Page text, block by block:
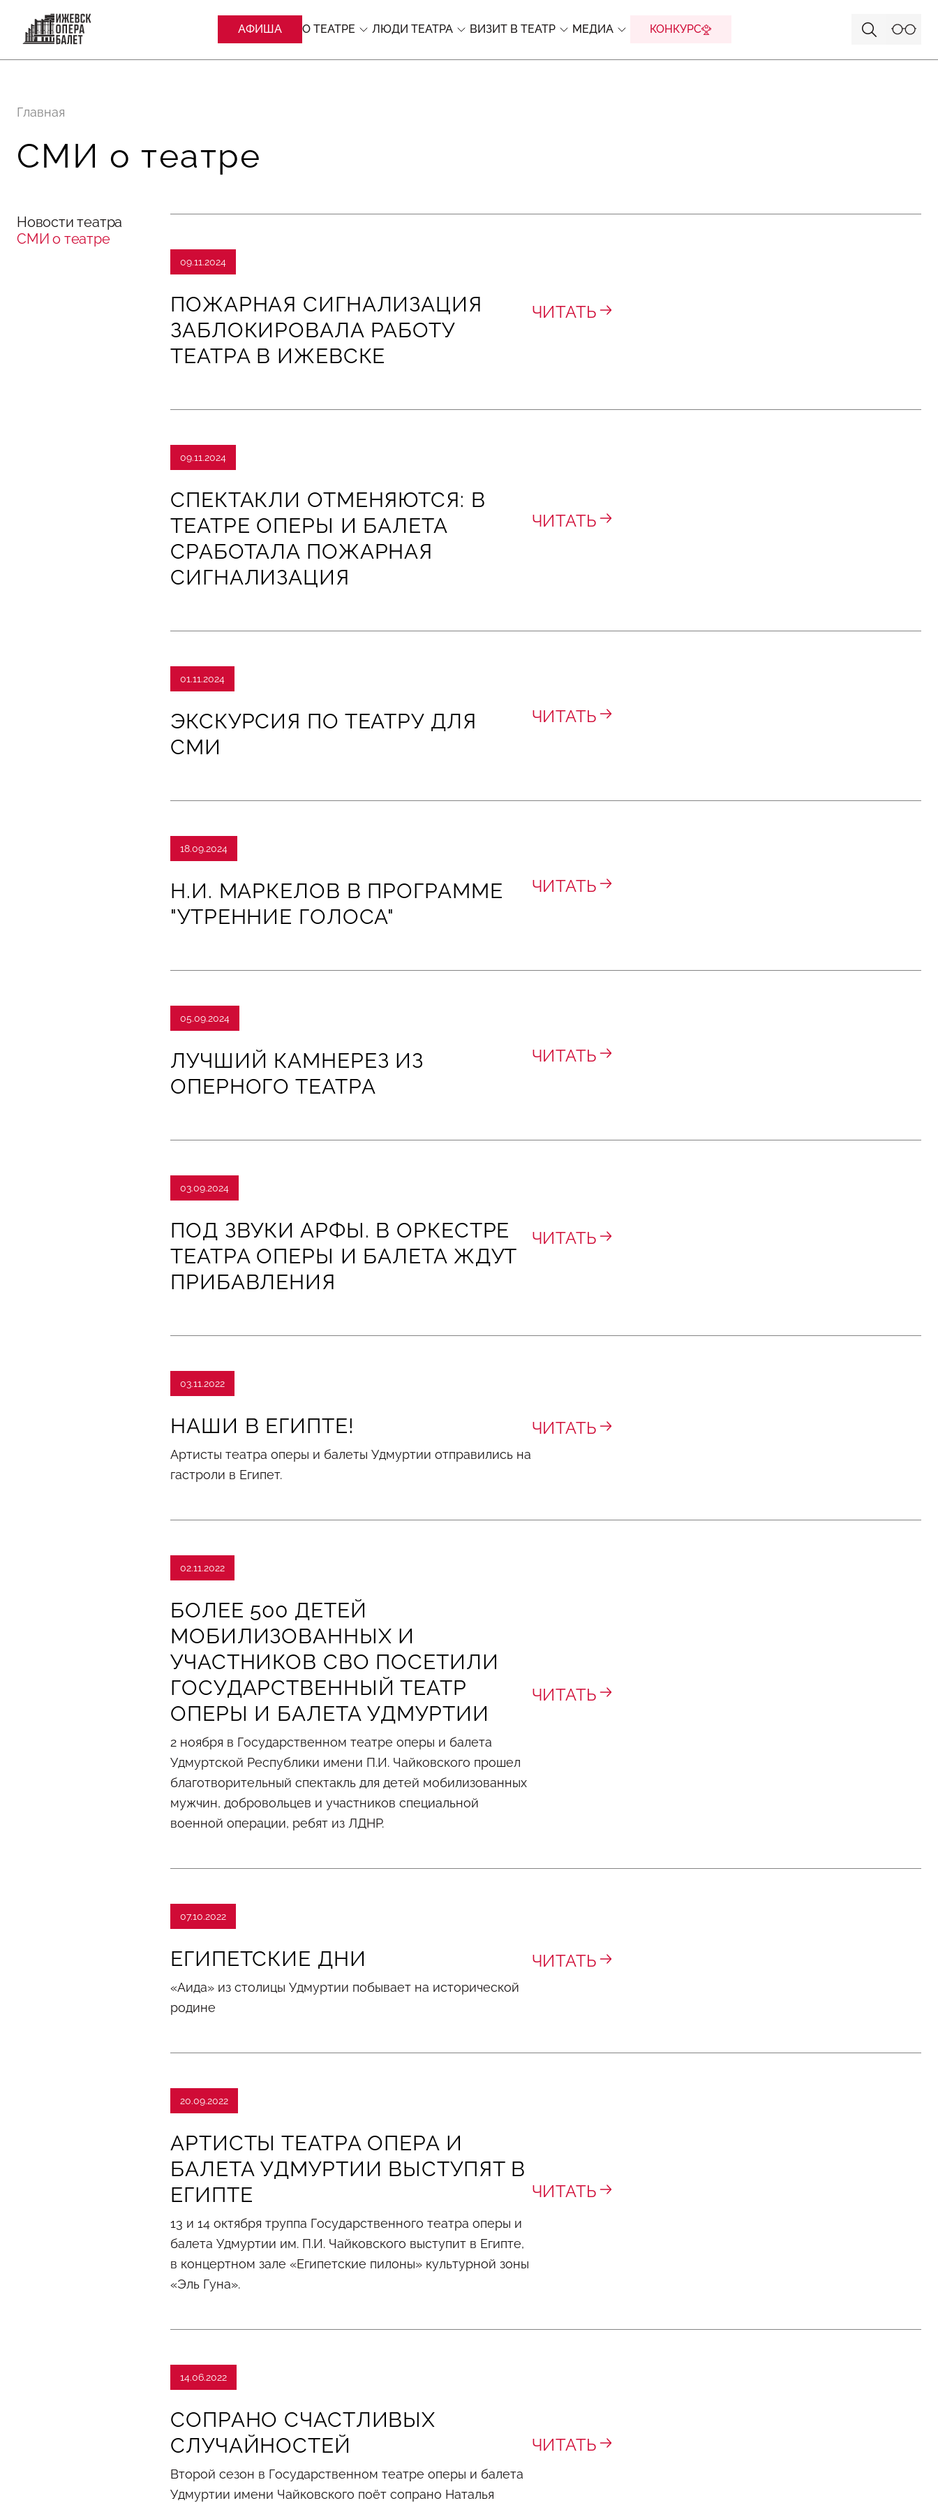
АФИША О ТЕАТРЕ ЛЮДИ ТЕАТРА ВИЗИТ В ТЕАТР МЕДИА КОНКУРС
Главная
СМИ о театре
Новости театра
СМИ о театре
09.11.2024
ПОЖАРНАЯ СИГНАЛИЗАЦИЯ
ЗАБЛОКИРОВАЛА РАБОТУ
ТЕАТРА В ИЖЕВСКЕ
ЧИТАТЬ
09.11.2024
СПЕКТАКЛИ ОТМЕНЯЮТСЯ: В
ТЕАТРЕ ОПЕРЫ И БАЛЕТА
СРАБОТАЛА ПОЖАРНАЯ
СИГНАЛИЗАЦИЯ
ЧИТАТЬ
01.11.2024
ЭКСКУРСИЯ ПО ТЕАТРУ ДЛЯ
СМИ
ЧИТАТЬ
18.09.2024
Н.И. МАРКЕЛОВ В ПРОГРАММЕ
"УТРЕННИЕ ГОЛОСА"
ЧИТАТЬ
05.09.2024
ЛУЧШИЙ КАМНЕРЕЗ ИЗ
ОПЕРНОГО ТЕАТРА
ЧИТАТЬ
03.09.2024
ПОД ЗВУКИ АРФЫ. В ОРКЕСТРЕ
ТЕАТРА ОПЕРЫ И БАЛЕТА ЖДУТ
ПРИБАВЛЕНИЯ
ЧИТАТЬ
03.11.2022
НАШИ В ЕГИПТЕ!
Артисты театра оперы и балеты Удмуртии отправились на
гастроли в Египет.
ЧИТАТЬ
02.11.2022
БОЛЕЕ 500 ДЕТЕЙ
МОБИЛИЗОВАННЫХ И
УЧАСТНИКОВ СВО ПОСЕТИЛИ
ГОСУДАРСТВЕННЫЙ ТЕАТР
ОПЕРЫ И БАЛЕТА УДМУРТИИ
2 ноября в Государственном театре оперы и балета
Удмуртской Республики имени П.И. Чайковского прошел
благотворительный спектакль для детей мобилизованных
мужчин, добровольцев и участников специальной
военной операции, ребят из ЛДНР.
ЧИТАТЬ
07.10.2022
ЕГИПЕТСКИЕ ДНИ
«Аида» из столицы Удмуртии побывает на исторической
родине
ЧИТАТЬ
20.09.2022
АРТИСТЫ ТЕАТРА ОПЕРА И
БАЛЕТА УДМУРТИИ ВЫСТУПЯТ В
ЕГИПТЕ
13 и 14 октября труппа Государственного театра оперы и
балета Удмуртии им. П.И. Чайковского выступит в Египте,
в концертном зале «Египетские пилоны» культурной зоны
«Эль Гуна».
ЧИТАТЬ
14.06.2022
СОПРАНО СЧАСТЛИВЫХ
СЛУЧАЙНОСТЕЙ
Второй сезон в Государственном театре оперы и балета
Удмуртии имени Чайковского поёт сопрано Наталья
ЧИТАТЬ